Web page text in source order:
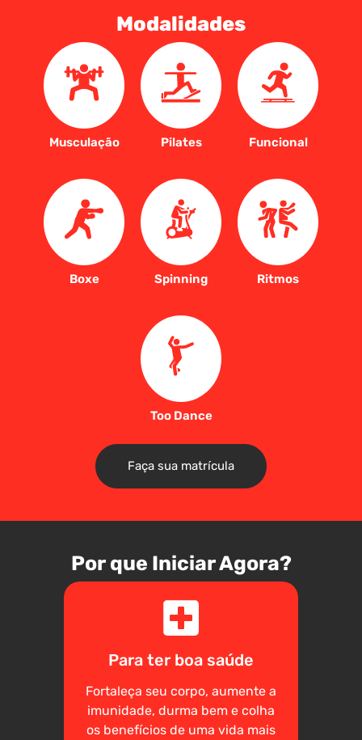
Modalidades
Musculação Pilates Funcional
Boxe Spinning Ritmos
Too Dance
Faça sua matrícula
Por que Iniciar Agora?
Para ter boa saúde
Fortaleça seu corpo, aumente a
imunidade, durma bem e colha
os benefícios de uma vida mais